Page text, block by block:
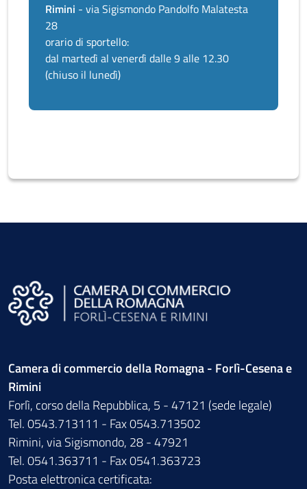
Rimini - via Sigismondo Pandolfo Malatesta
28
orario di sportello:
dal martedì al venerdì dalle 9 alle 12.30
(chiuso il lunedì)
Camera di commercio della Romagna - Forlì-Cesena e
Rimini
Forlì, corso della Repubblica, 5 - 47121 (sede legale)
Tel. 0543.713111 - Fax 0543.713502
Rimini, via Sigismondo, 28 - 47921
Tel. 0541.363711 - Fax 0541.363723
Posta elettronica certificata: